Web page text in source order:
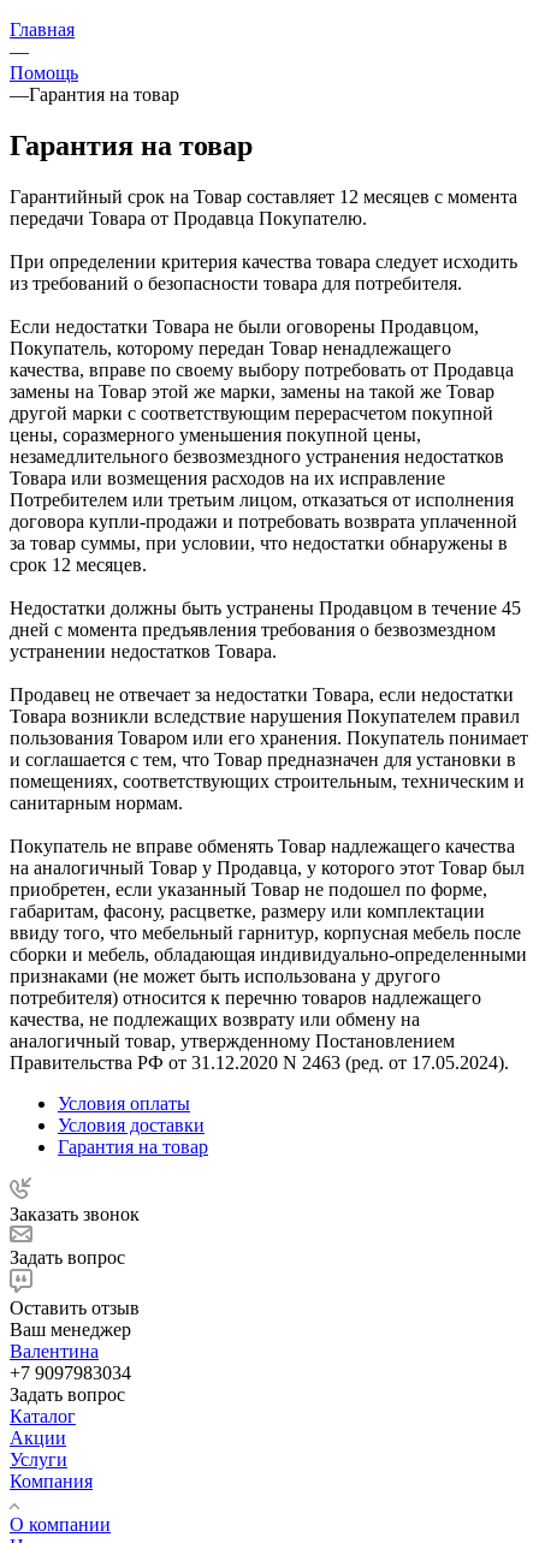
Главная
—
Помощь
—Гарантия на товар
Гарантия на товар
Гарантийный срок на Товар составляет 12 месяцев с момента
передачи Товара от Продавца Покупателю.
При определении критерия качества товара следует исходить
из требований о безопасности товара для потребителя.
Если недостатки Товара не были оговорены Продавцом,
Покупатель, которому передан Товар ненадлежащего
качества, вправе по своему выбору потребовать от Продавца
замены на Товар этой же марки, замены на такой же Товар
другой марки с соответствующим перерасчетом покупной
цены, соразмерного уменьшения покупной цены,
незамедлительного безвозмездного устранения недостатков
Товара или возмещения расходов на их исправление
Потребителем или третьим лицом, отказаться от исполнения
договора купли-продажи и потребовать возврата уплаченной
за товар суммы, при условии, что недостатки обнаружены в
срок 12 месяцев.
Недостатки должны быть устранены Продавцом в течение 45
дней с момента предъявления требования о безвозмездном
устранении недостатков Товара.
Продавец не отвечает за недостатки Товара, если недостатки
Товара возникли вследствие нарушения Покупателем правил
пользования Товаром или его хранения. Покупатель понимает
и соглашается с тем, что Товар предназначен для установки в
помещениях, соответствующих строительным, техническим и
санитарным нормам.
Покупатель не вправе обменять Товар надлежащего качества
на аналогичный Товар у Продавца, у которого этот Товар был
приобретен, если указанный Товар не подошел по форме,
габаритам, фасону, расцветке, размеру или комплектации
ввиду того, что мебельный гарнитур, корпусная мебель после
сборки и мебель, обладающая индивидуально-определенными
признаками (не может быть использована у другого
потребителя) относится к перечню товаров надлежащего
качества, не подлежащих возврату или обмену на
аналогичный товар, утвержденному Постановлением
Правительства РФ от 31.12.2020 N 2463 (ред. от 17.05.2024).
Условия оплаты
Условия доставки
Гарантия на товар
Заказать звонок
Задать вопрос
Оставить отзыв
Ваш менеджер
Валентина
+7 9097983034
Задать вопрос
Каталог
Акции
Услуги
Компания
О компании